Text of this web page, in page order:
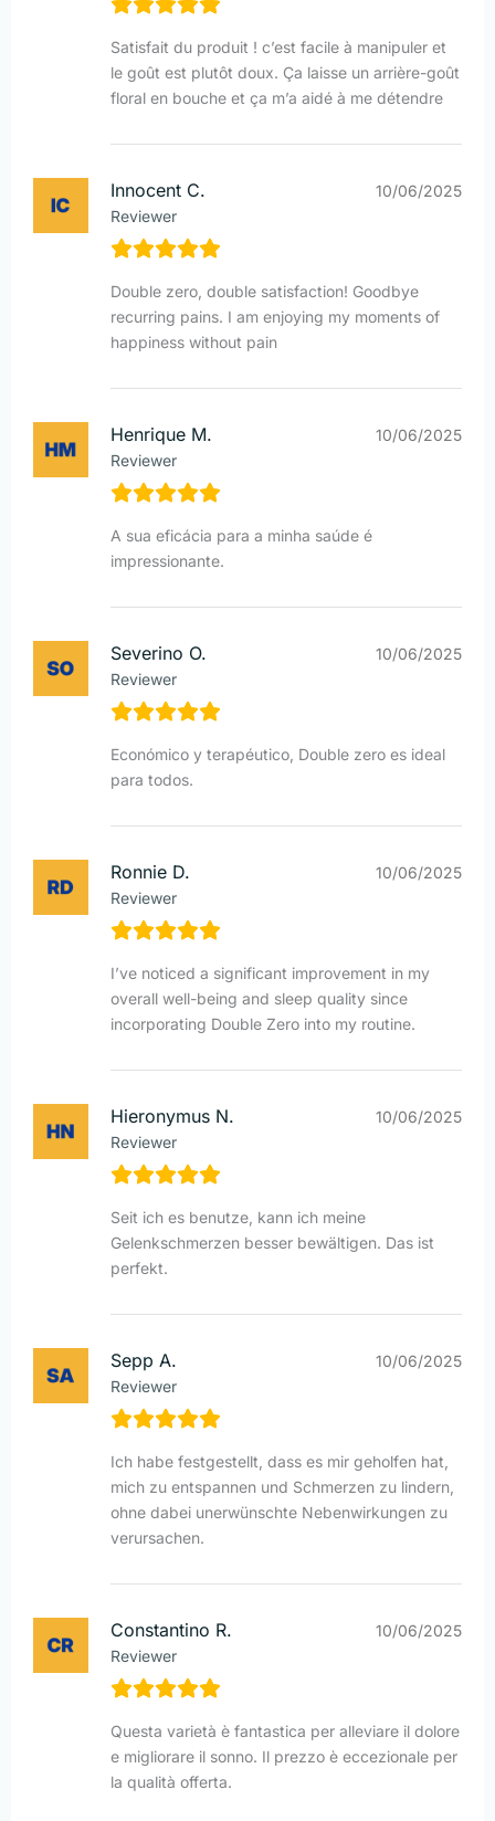
Satisfait du produit ! c’est facile à manipuler et
le goût est plutôt doux. Ça laisse un arrière-goût
floral en bouche et ça m’a aidé à me détendre
Innocent C.
Reviewer
10/06/2025
Double zero, double satisfaction! Goodbye
recurring pains. I am enjoying my moments of
happiness without pain
Henrique M.
Reviewer
10/06/2025
A sua eficácia para a minha saúde é
impressionante.
Severino O.
Reviewer
10/06/2025
Económico y terapéutico, Double zero es ideal
para todos.
Ronnie D.
Reviewer
10/06/2025
I’ve noticed a significant improvement in my
overall well-being and sleep quality since
incorporating Double Zero into my routine.
Hieronymus N.
Reviewer
10/06/2025
Seit ich es benutze, kann ich meine
Gelenkschmerzen besser bewältigen. Das ist
perfekt.
Sepp A.
Reviewer
10/06/2025
Ich habe festgestellt, dass es mir geholfen hat,
mich zu entspannen und Schmerzen zu lindern,
ohne dabei unerwünschte Nebenwirkungen zu
verursachen.
Constantino R.
Reviewer
10/06/2025
Questa varietà è fantastica per alleviare il dolore
e migliorare il sonno. Il prezzo è eccezionale per
la qualità offerta.